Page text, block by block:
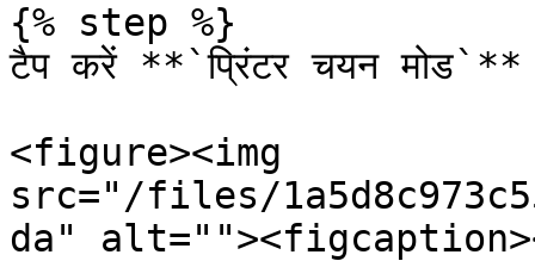
{% step %}
टैप करें **`प्रिंटर चयन
<figure><img
src="/files/
da"